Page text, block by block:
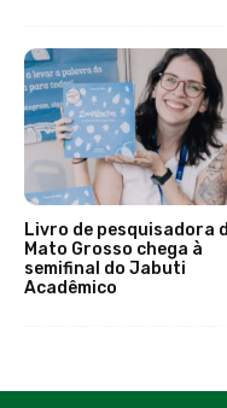
Livro de pesquisadora
Mato Grosso chega à
semifinal do Jabuti
Acadêmico